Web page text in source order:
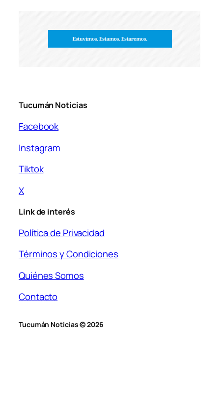
Tucumán Noticias
Facebook
Instagram
Tiktok
X
Link de interés
Política de Privacidad
Términos y Condiciones
Quiénes Somos
Contacto
Tucumán Noticias © 2026